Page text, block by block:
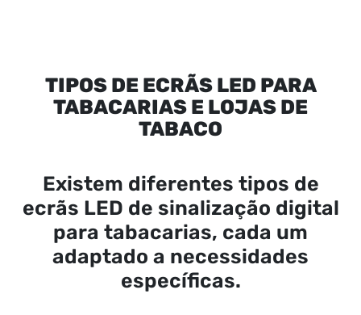
TIPOS DE ECRÃS LED PARA
TABACARIAS E LOJAS DE
TABACO
Existem diferentes tipos de
ecrãs LED de sinalização digital
para tabacarias, cada um
adaptado a necessidades
específicas.